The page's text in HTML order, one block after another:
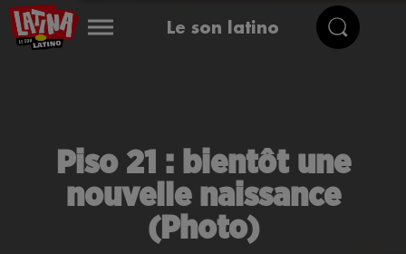
Le son latino
Piso 21 : bientôt une
nouvelle naissance
(Photo)